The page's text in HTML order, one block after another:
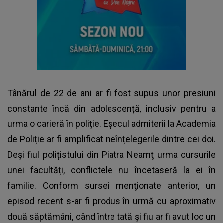
Tânărul de 22 de ani ar fi fost supus unor presiuni
constante încă din adolescență, inclusiv pentru a
urma o carieră în poliție. Eșecul admiterii la Academia
de Poliție ar fi amplificat neînțelegerile dintre cei doi.
Deși fiul polițistului din Piatra Neamţ urma cursurile
unei facultăți, conflictele nu încetaseră la ei în
familie. Conform sursei menţionate anterior, un
episod recent s-ar fi produs în urmă cu aproximativ
două săptămâni, când între tată și fiu ar fi avut loc un